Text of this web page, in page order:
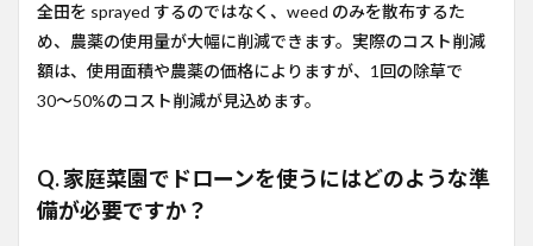
全田を sprayed するのではなく、weed のみを散布するた
め、農薬の使用量が大幅に削減できます。実際のコスト削減
額は、使用面積や農薬の価格によりますが、1回の除草で
30〜50%のコスト削減が見込めます。
Q. 家庭菜園でドローンを使うにはどのような準
備が必要ですか？